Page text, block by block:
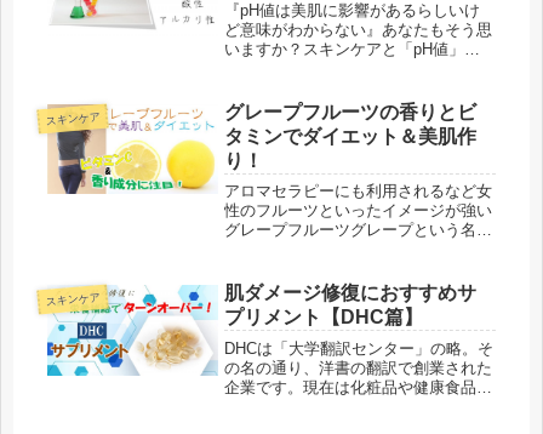
『pH値は美肌に影響があるらしいけ
ど意味がわからない』あなたもそう思
いますか？スキンケアと「pH値」に
りやすく解説。そして美容・スキンケ
アや日常生活にどんな関わりや影響が
あるのかをまとめました。
スキンケア
グレープフルーツの香りとビ
タミンでダイエット＆美肌作
り！
アロマセラピーにも利用されるなど女
性のフルーツといったイメージが強い
グレープフルーツグレープという名前
ぶどうの房のように見えたことからこ
の名前がつけられたと言われていま...
スキンケア
肌ダメージ修復におすすめサ
プリメント【DHC篇】
DHCは「大学翻訳センター」の略。そ
の名の通り、洋書の翻訳で創業された
企業です。現在は化粧品や健康食品の